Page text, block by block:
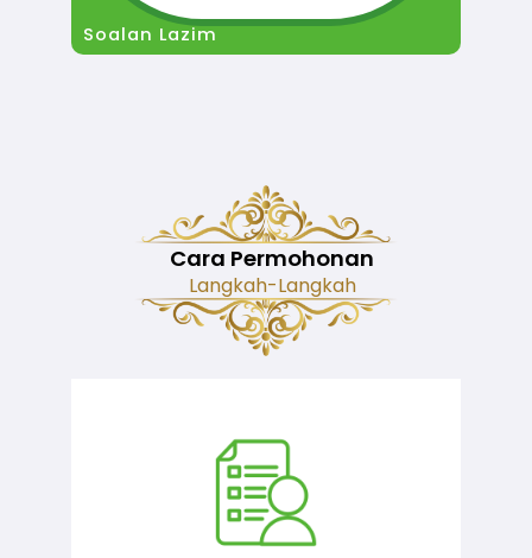
Soalan Lazim
Cara Permohonan
Langkah-Langkah
Semakan ke atas sejarah permohonan
yang pernah dibuat oleh pemohon,